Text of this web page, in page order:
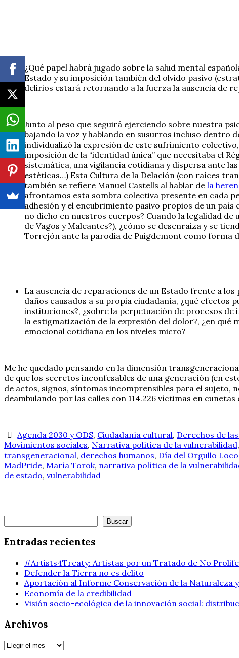
¿Qué papel habrá jugado sobre la salud mental
Estado y su imposición también del olvido pasivo
delirios estará retornando a la fuerza la ausencia de
Junto al peso que seguirá ejerciendo sobre nuestra
bajando la voz y hablando en susurros incluso dentro
individualizó la expresión de este sufrimiento
imposición de la “identidad única” que necesitaba el
sistemática, una vigilancia cotidiana y dispersa ante
estéticas…) Esta Cultura de la Delación (con raíces
también se refiere Manuel Castells al hablar de la
afrontamos esta sombra colectiva presente en cada
adhesión y el encubrimiento pasivo propios de un
no dicho en nuestros cuerpos? Cuando la legalidad
de Vagos y Maleantes?), ¿cómo se desenraiza y se
Torrejón ante la parodia de Puigdemont como forma
La ausencia de reparaciones de un Estado frente a
daños causados a su propia ciudadanía, ¿qué efectos
instituciones?, ¿sobre la perpetuación de procesos
la estigmatización de la expresión del dolor?, ¿en qué
emocional cotidiana en los niveles micro?
Me he quedado pensando en la dimensión
de que los secretos inconfesables de una generación (en
de actos, signos, síntomas incomprensibles para el sujeto,
deambulando por las calles con 114.226 víctimas en
Agenda 2030 y ODS, Ciudadanía cultural, Derechos de
Movimientos sociales, Narrativa política de la vulnerabilidad,
transgeneracional, derechos humanos, Día del Orgullo Loco
MadPride, María Torok, narrativa política de la
de estado, vulnerabilidad
Buscar
Entradas recientes
#Artists4Treaty: Artistas por un Tratado de No
Defender la Tierra no es delito
Aportación al Informe Conservación de la Naturaleza
Economía de la credibilidad
Visión socio-ecológica de la innovación social:
Archivos
Archivos